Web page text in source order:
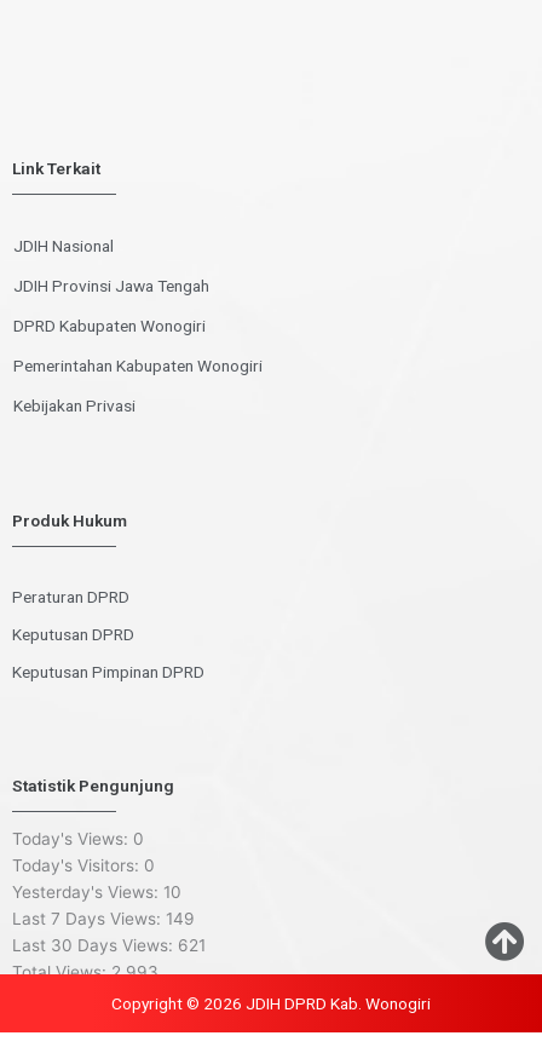
Link Terkait
JDIH Nasional
JDIH Provinsi Jawa Tengah
DPRD Kabupaten Wonogiri
Pemerintahan Kabupaten Wonogiri
Kebijakan Privasi
Produk Hukum
Peraturan DPRD
Keputusan DPRD
Keputusan Pimpinan DPRD
Statistik Pengunjung
Today's Views: 0
Today's Visitors: 0
Yesterday's Views: 10
Last 7 Days Views: 149
Last 30 Days Views: 621
Total Views:2,993
Copyright © 2026 JDIH DPRD Kab. Wonogiri